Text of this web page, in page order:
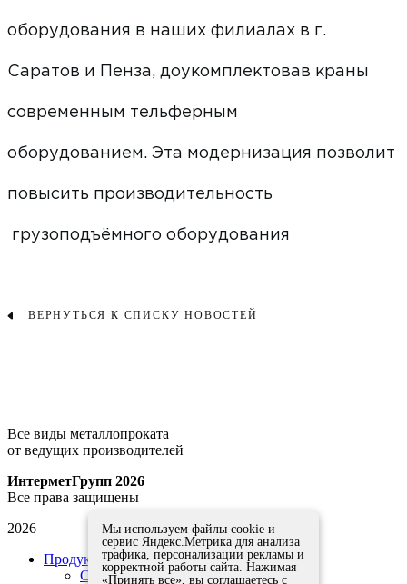
оборудования в наших филиалах в г.
Саратов и Пенза, доукомплектовав краны
современным тельферным
оборудованием. Эта модернизация позволит
повысить производительность
грузоподъёмного оборудования
ВЕРНУТЬСЯ К СПИСКУ НОВОСТЕЙ
Все виды металлопроката
от ведущих производителей
ИнтерметГрупп 2026
Все права защищены
2026
Продукция
Сортовой прокат
Мы используем файлы cookie и
сервис Яндекс.Метрика для анализа
трафика, персонализации рекламы и
корректной работы сайта. Нажимая
«Принять все», вы соглашаетесь с